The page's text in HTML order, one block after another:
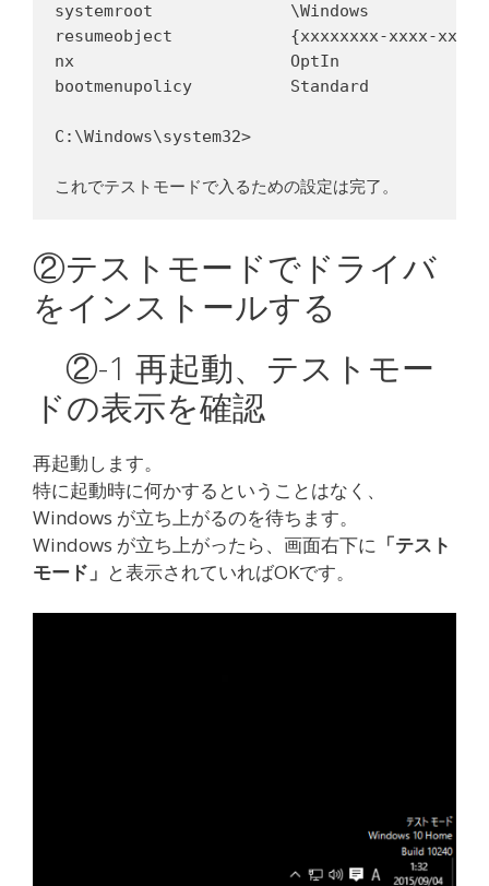
systemroot              \Windows
resumeobject            {xxxxxxxx-xxxx-xxxx-
nx                      OptIn
bootmenupolicy          Standard
C:\Windows\system32>
②テストモードでドライバ
をインストールする
②-1 再起動、テストモー
ドの表示を確認
再起動します。
特に起動時に何かするということはなく、
Windows が立ち上がるのを待ちます。
Windows が立ち上がったら、画面右下に 「テスト
モード」 と表示されていればOKです。